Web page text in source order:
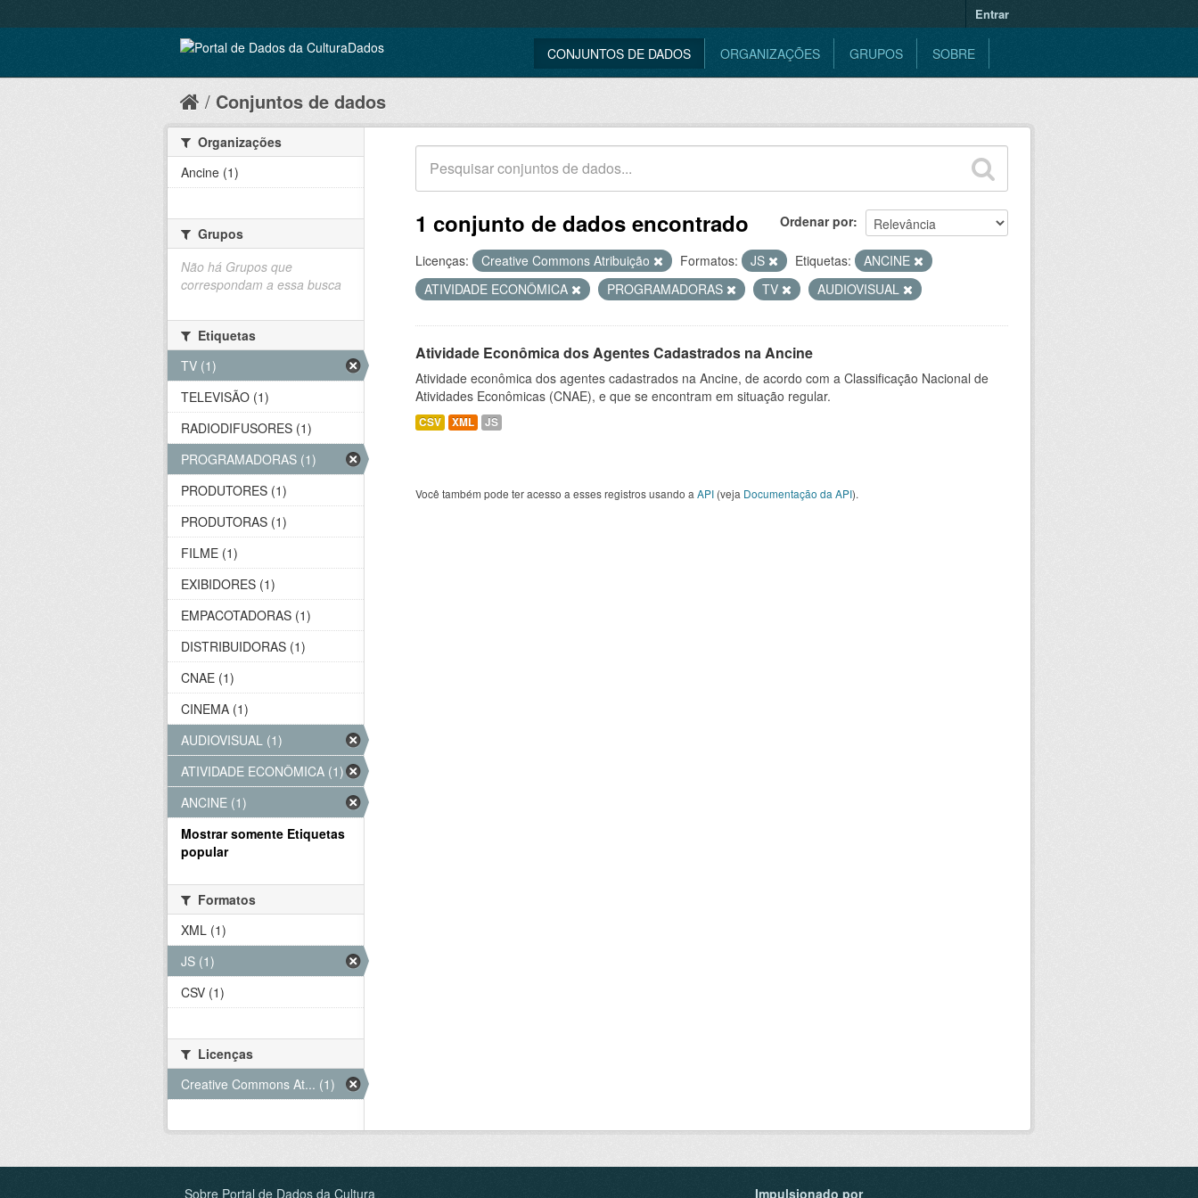
Entrar
CONJUNTOS DE DADOS ORGANIZAÇÕES GRUPOS SOBRE
Conjuntos de dados
Ordenar por
1 conjunto de dados encontrado
Licenças: Creative Commons Atribuição Formatos: JS Etiquetas:
ANCINE
ATIVIDADE ECONÔMICA
PROGRAMADORAS TV AUDIOVISUAL
Atividade Econômica dos Agentes Cadastrados na Ancine
Atividade econômica dos agentes cadastrados na Ancine, de acordo com a Classificação Nacional de
Atividades Econômicas (CNAE), e que se encontram em situação regular.
CSV XML JS
Você também pode ter acesso a esses registros usando a API (veja Documentação da API).
Organizações
Ancine (1)
Grupos
Não há Grupos que
correspondam a essa busca
Etiquetas
TV (1)
TELEVISÃO (1)
RADIODIFUSORES (1)
PROGRAMADORAS (1)
PRODUTORES (1)
PRODUTORAS (1)
FILME (1)
EXIBIDORES (1)
EMPACOTADORAS (1)
DISTRIBUIDORAS (1)
CNAE (1)
CINEMA (1)
AUDIOVISUAL (1)
ATIVIDADE ECONÔMICA (1)
ANCINE (1)
Mostrar somente Etiquetas
popular
Formatos
XML (1)
JS (1)
CSV (1)
Licenças
Creative Commons At... (1)
Sobre Portal de Dados da Cultura Impulsionado por